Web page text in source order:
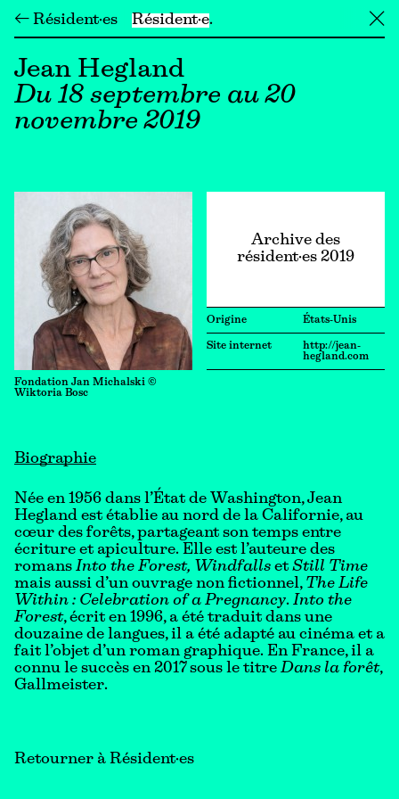
← Résident·es Résident·e ╳
Jean Hegland
Du 18 septembre au 20
novembre 2019
Fondation Jan Michalski ©
Wiktoria Bosc
Archive des
résident·es 2019
Origine États-Unis
Site internet
http://jean-
hegland.com
Biographie
Née en 1956 dans l’État de Washington, Jean
Hegland est établie au nord de la Californie, au
cœur des forêts, partageant son temps entre
écriture et apiculture. Elle est l’auteure des
romans Into the Forest, Windfalls et Still Time
mais aussi d’un ouvrage non fictionnel, The Life
Within : Celebration of a Pregnancy. Into the
Forest, écrit en 1996, a été traduit dans une
douzaine de langues, il a été adapté au cinéma et a
fait l’objet d’un roman graphique. En France, il a
connu le succès en 2017 sous le titre Dans la forêt,
Gallmeister.
Retourner à Résident·es